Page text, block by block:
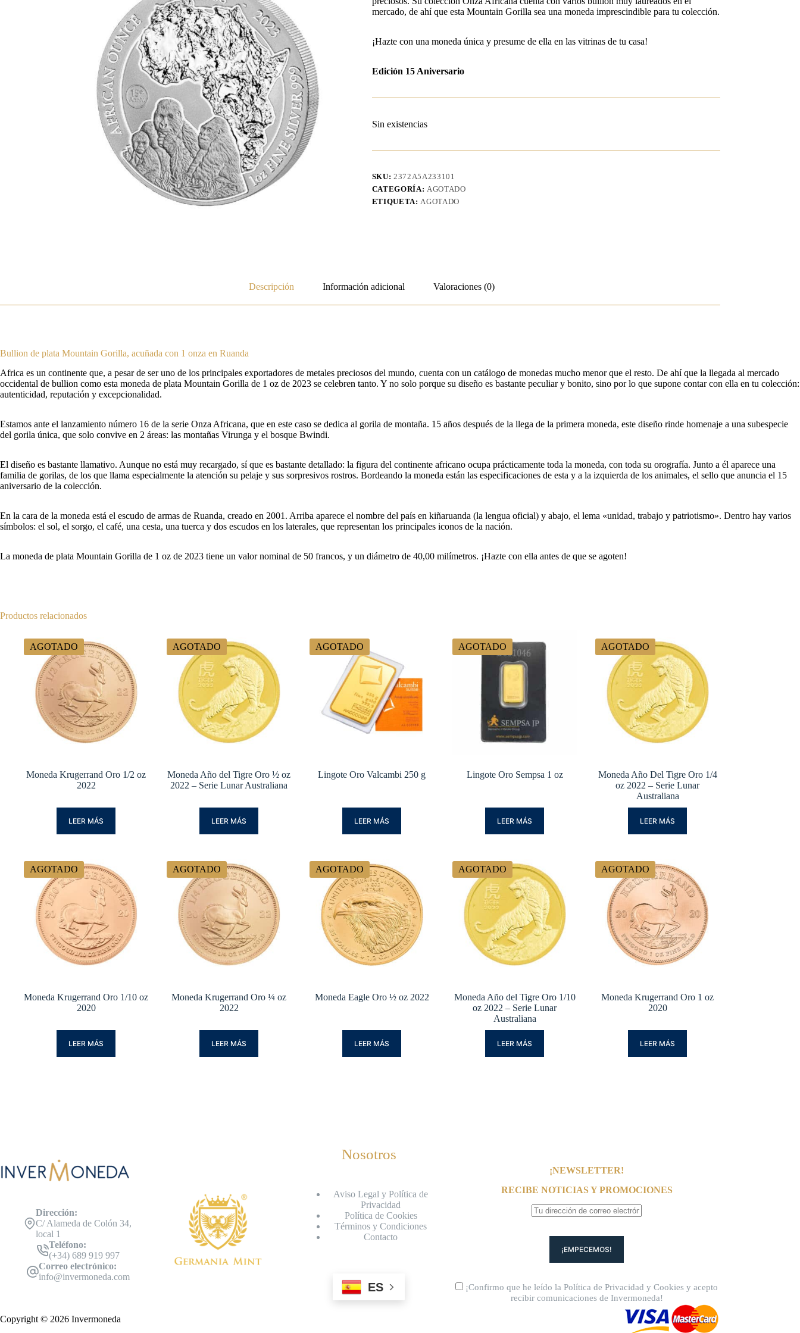
mercado, de ahí que esta Mountain Gorilla sea una moneda imprescindible para tu colección.
¡Hazte con una moneda única y presume de ella en las vitrinas de tu casa!
Edición 15 Aniversario
Sin existencias
SKU:2372A5A233101
CATEGORÍA: AGOTADO
ETIQUETA:AGOTADO
Descripción Información adicional Valoraciones (0)
Bullion de plata Mountain Gorilla, acuñada con 1 onza en Ruanda
Africa es un continente que, a pesar de ser uno de los principales exportadores de metales preciosos del mundo, cuenta con un catálogo de monedas mucho menor que el resto. De ahí que la llegada al mercado
occidental de bullion como esta moneda de plata Mountain Gorilla de 1 oz de 2023 se celebren tanto. Y no solo porque su diseño es bastante peculiar y bonito, sino por lo que supone contar con ella en tu colección:
autenticidad, reputación y excepcionalidad.
Estamos ante el lanzamiento número 16 de la serie Onza Africana, que en este caso se dedica al gorila de montaña. 15 años después de la llega de la primera moneda, este diseño rinde homenaje a una subespecie
del gorila única, que solo convive en 2 áreas: las montañas Virunga y el bosque Bwindi.
El diseño es bastante llamativo. Aunque no está muy recargado, sí que es bastante detallado: la figura del continente africano ocupa prácticamente toda la moneda, con toda su orografía. Junto a él aparece una
familia de gorilas, de los que llama especialmente la atención su pelaje y sus sorpresivos rostros. Bordeando la moneda están las especificaciones de esta y a la izquierda de los animales, el sello que anuncia el 15
aniversario de la colección.
En la cara de la moneda está el escudo de armas de Ruanda, creado en 2001. Arriba aparece el nombre del país en kiñaruanda (la lengua oficial) y abajo, el lema «unidad, trabajo y patriotismo». Dentro hay varios
símbolos: el sol, el sorgo, el café, una cesta, una tuerca y dos escudos en los laterales, que representan los principales iconos de la nación.
La moneda de plata Mountain Gorilla de 1 oz de 2023 tiene un valor nominal de 50 francos, y un diámetro de 40,00 milímetros. ¡Hazte con ella antes de que se agoten!
Productos relacionados
AGOTADO
Moneda Krugerrand Oro 1/2 oz
2022
LEER MÁS
AGOTADO
Moneda Año del Tigre Oro ½ oz
2022 – Serie Lunar Australiana
LEER MÁS
AGOTADO
Lingote Oro Valcambi 250 g
LEER MÁS
AGOTADO
Lingote Oro Sempsa 1 oz
LEER MÁS
AGOTADO
Moneda Año Del Tigre Oro 1/4
oz 2022 – Serie Lunar
Australiana
LEER MÁS
AGOTADO
Moneda Krugerrand Oro 1/10 oz
2020
LEER MÁS
AGOTADO
Moneda Krugerrand Oro ¼ oz
2022
LEER MÁS
AGOTADO
Moneda Eagle Oro ½ oz 2022
LEER MÁS
AGOTADO
Moneda Año del Tigre Oro 1/10
oz 2022 – Serie Lunar
Australiana
LEER MÁS
AGOTADO
Moneda Krugerrand Oro 1 oz
2020
LEER MÁS
Dirección:
C/ Alameda de Colón 34,
local 1
Teléfono:
(+34) 689 919 997
Correo electrónico:
info@invermoneda.com
Nosotros
Aviso Legal y Política de
Privacidad
Política de Cookies
Términos y Condiciones
Contacto
ES
¡NEWSLETTER!
RECIBE NOTICIAS Y PROMOCIONES
¡Confirmo que he leído laPolítica de Privacidad yCookies y acepto
recibir comunicaciones de Invermoneda!
Copyright © 2026 Invermoneda